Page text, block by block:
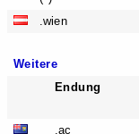
.wien
Weitere
Endung
.ac